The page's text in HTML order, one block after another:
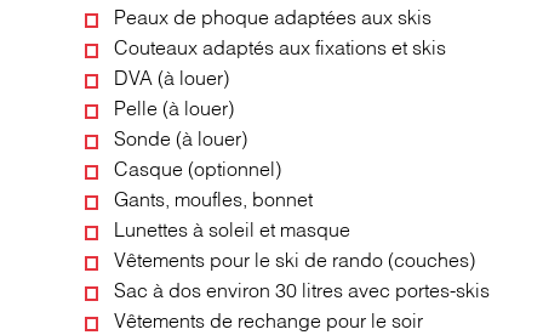
Peaux de phoque adaptées aux skis
Couteaux adaptés aux fixations et skis
DVA (à louer)
Pelle (à louer)
Sonde (à louer)
Casque (optionnel)
Gants, moufles, bonnet
Lunettes à soleil et masque
Vêtements pour le ski de rando (couches)
Sac à dos environ 30 litres avec portes-skis
Vêtements de rechange pour le soir